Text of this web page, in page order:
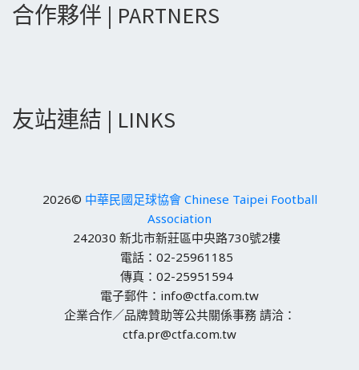
合作夥伴 | PARTNERS
友站連結 | LINKS
2026© 中華民國足球協會 Chinese Taipei Football
Association
242030 新北市新莊區中央路730號2樓
電話：02-25961185
傳真：02-25951594
電子郵件：info@ctfa.com.tw
企業合作／品牌贊助等公共關係事務 請洽：
ctfa.pr@ctfa.com.tw